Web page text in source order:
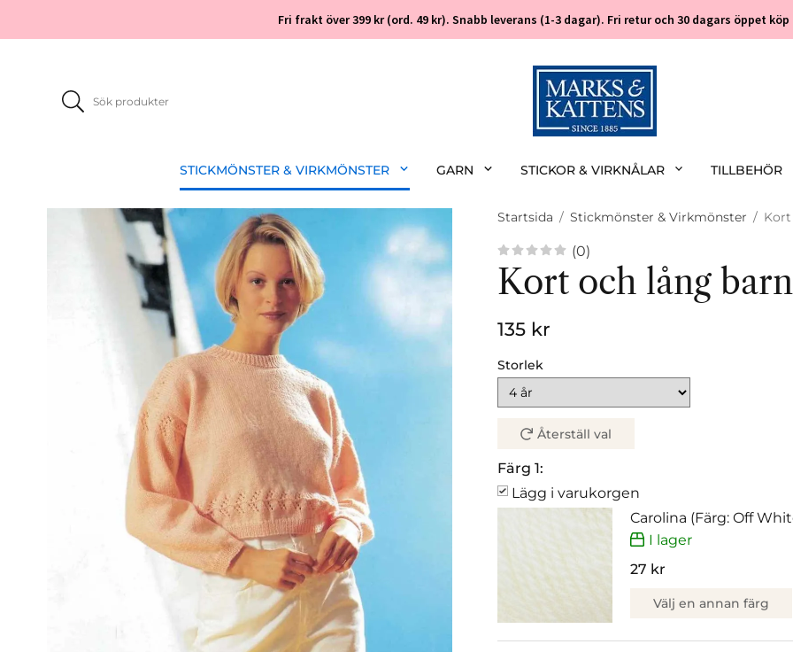
Fri frakt över 399 kr (ord. 49 kr). Snabb leverans (1-3 dagar). Fri retur och 30 dagars öppet
STICKMÖNSTER & VIRKMÖNSTER GARN STICKOR & VIRKNÅLAR TILLBEHÖR
Startsida / Stickmönster & Virkmönster /
(0)
Kort och lång
135 kr
Storlek
Återställ val
Färg 1:
Lägg i varukorgen
Carolina (Färg: Off
I lager
27 kr
Välj en annan färg